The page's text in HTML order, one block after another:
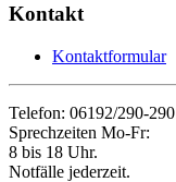
Kontakt
Kontaktformular
Telefon: 06192/290-290
Sprechzeiten Mo-Fr:
8 bis 18 Uhr.
Notfälle jederzeit.